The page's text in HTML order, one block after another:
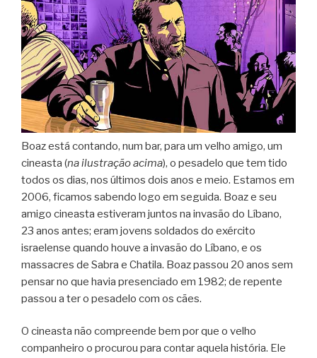
Boaz está contando, num bar, para um velho amigo, um
cineasta (na ilustração acima), o pesadelo que tem tido
todos os dias, nos últimos dois anos e meio. Estamos em
2006, ficamos sabendo logo em seguida. Boaz e seu
amigo cineasta estiveram juntos na invasão do Líbano,
23 anos antes; eram jovens soldados do exército
israelense quando houve a invasão do Líbano, e os
massacres de Sabra e Chatila. Boaz passou 20 anos sem
pensar no que havia presenciado em 1982; de repente
passou a ter o pesadelo com os cães.
O cineasta não compreende bem por que o velho
companheiro o procurou para contar aquela história. Ele